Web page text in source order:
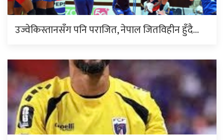
उज्वेकिस्तानसँग पनि पराजित, नेपाल जितविहीन हुँदै…